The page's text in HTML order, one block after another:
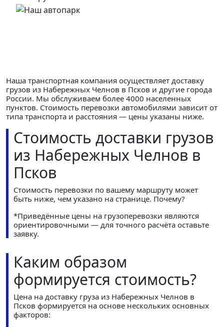
Наша транспортная компания осуществляет доставку
грузов из Набережных Челнов в Псков и другие города
России. Мы обслуживаем более 4000 населенных
пунктов. Стоимость перевозки автомобилями зависит от
типа транспорта и расстояния — цены указаны ниже.
Стоимость доставки грузов
из Набережных Челнов в
Псков
Стоимость перевозки по вашему маршруту может
быть ниже, чем указано на странице. Почему?
*Приведённые цены на грузоперевозки являются
ориентировочными — для точного расчёта оставьте
заявку.
Каким образом
формируется стоимость?
Цена на доставку груза из Набережных Челнов в
Псков формируется на основе нескольких основных
факторов: